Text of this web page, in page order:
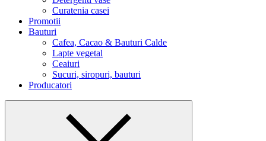
Curatenia casei
Promotii
Bauturi
Cafea, Cacao & Bauturi Calde
Lapte vegetal
Ceaiuri
Sucuri, siropuri, bauturi
Producatori